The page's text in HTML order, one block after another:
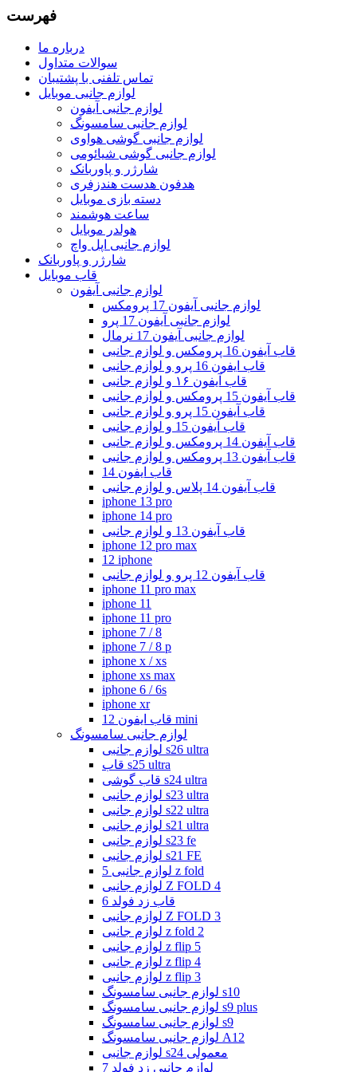
فهرست
درباره ما
سوالات متداول
تماس تلفنی با پشتیبان
لوازم جانبی موبایل
لوازم جانبی آیفون
لوازم جانبی سامسونگ
لوازم جانبی گوشی هواوی
لوازم جانبی گوشی شیائومی
شارژر و پاوربانک
هدفون هدست هندزفری
دسته بازی موبایل
ساعت هوشمند
هولدر موبایل
لوازم جانبی اپل واچ
شارژر و پاوربانک
قاب موبایل
لوازم جانبی آیفون
لوازم جانبی آیفون 17 پرومکس
لوازم جانبی آیفون 17 پرو
لوازم جانبی آیفون 17 نرمال
قاب آیفون 16 پرومکس و لوازم جانبی
قاب ایفون 16 پرو و لوازم جانبی
قاب آیفون ۱۶ و لوازم جانبی
قاب آیفون 15 پرومکس و لوازم جانبی
قاب آیفون 15 پرو و لوازم جانبی
قاب آیفون 15 و لوازم جانبی
قاب آیفون 14 پرومکس و لوازم جانبی
قاب آیفون 13 پرومکس و لوازم جانبی
قاب ایفون 14
قاب آیفون 14 پلاس و لوازم جانبی
iphone 13 pro
iphone 14 pro
قاب آیفون 13 و لوازم جانبی
iphone 12 pro max
12 iphone
قاب آیفون 12 پرو و لوازم جانبی
iphone 11 pro max
iphone 11
iphone 11 pro
iphone 7 / 8
iphone 7 / 8 p
iphone x / xs
iphone xs max
iphone 6 / 6s
iphone xr
قاب ایفون 12 mini
لوازم جانبی سامسونگ
لوازم جانبی s26 ultra
قاب s25 ultra
قاب گوشی s24 ultra
لوازم جانبی s23 ultra
لوازم جانبی s22 ultra
لوازم جانبی s21 ultra
لوازم جانبی s23 fe
لوازم جانبی s21 FE
لوازم جانبی 5 z fold
لوازم جانبی Z FOLD 4
قاب زد فولد 6
لوازم جانبی Z FOLD 3
لوازم جانبی z fold 2
لوازم جانبی z flip 5
لوازم جانبی z flip 4
لوازم جانبی z flip 3
لوازم جانبی سامسونگ s10
لوازم جانبی سامسونگ s9 plus
لوازم جانبی سامسونگ s9
لوازم جانبی سامسونگ A12
لوازم جانبی s24 معمولی
لوازم جانبی زد فولد 7